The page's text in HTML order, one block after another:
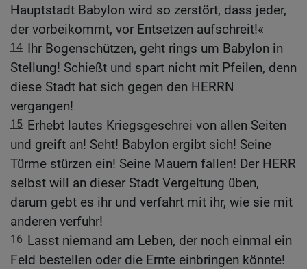
Hauptstadt Babylon wird so zerstört, dass jeder,
der vorbeikommt, vor Entsetzen aufschreit!«
14 Ihr Bogenschützen, geht rings um Babylon in
Stellung! Schießt und spart nicht mit Pfeilen, denn
diese Stadt hat sich gegen den HERRN
vergangen!
15 Erhebt lautes Kriegsgeschrei von allen Seiten
und greift an! Seht! Babylon ergibt sich! Seine
Türme stürzen ein! Seine Mauern fallen! Der HERR
selbst will an dieser Stadt Vergeltung üben,
darum gebt es ihr und verfahrt mit ihr, wie sie mit
anderen verfuhr!
16 Lasst niemand am Leben, der noch einmal ein
Feld bestellen oder die Ernte einbringen könnte!